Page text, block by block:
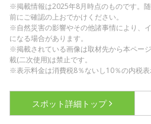
※掲載情報は2025年8月時点のものです。
前にご確認の上おでかけください。
※自然災害の影響やその他諸事情により、
になる場合があります。
※掲載されている画像は取材先から本ペー
載(二次使用)は禁止です。
※表示料金は消費税8％ないし10％の内税表
スポット詳細 トップ